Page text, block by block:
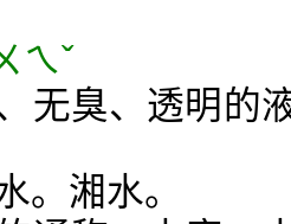
ㄟˇ
无臭、透明的
。湘水。